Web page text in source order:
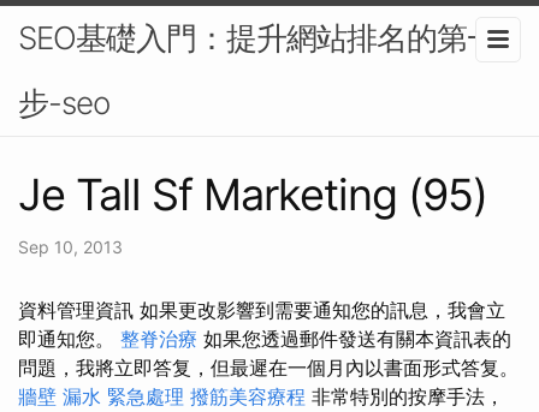
SEO基礎入門：提升網站排名的第一
步-seo
Je Tall Sf Marketing (95)
Sep 10, 2013
資料管理資訊 如果更改影響到需要通知您的訊息，我會立
即通知您。 整脊治療 如果您透過郵件發送有關本資訊表的
問題，我將立即答复，但最遲在一個月內以書面形式答复。
牆壁 漏水 緊急處理 撥筋美容療程 非常特別的按摩手法，